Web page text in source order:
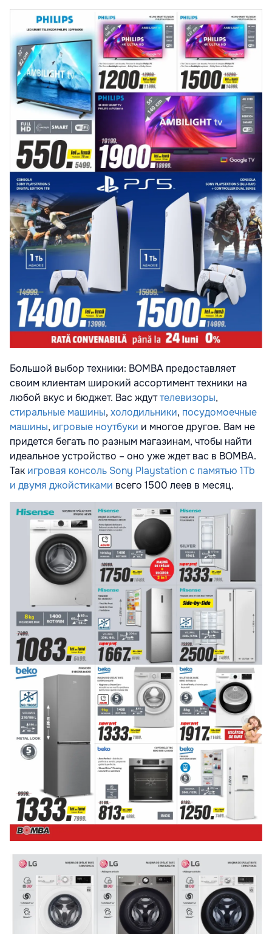
Большой выбор техники: BOMBA предоставляет
своим клиентам широкий ассортимент техники на
любой вкус и бюджет. Вас ждуттелевизоры,
стиральные машины, холодильники, посудомоечные
машины, игровые ноутбуки и многое другое. Вам не
придется бегать по разным магазинам, чтобы найти
идеальное устройство – оно уже ждет вас в BOMBA.
Так игровая консоль Sony Playstation с памятью 1Tb
и двумя джойстиками всего 1500 леев в месяц.